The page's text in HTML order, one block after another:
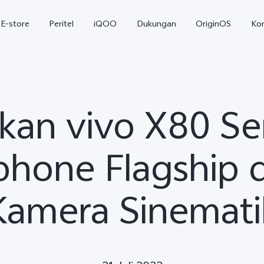
E-store Peritel iQOO Dukungan OriginOS
T5 Pro
vivo X80
Flagship